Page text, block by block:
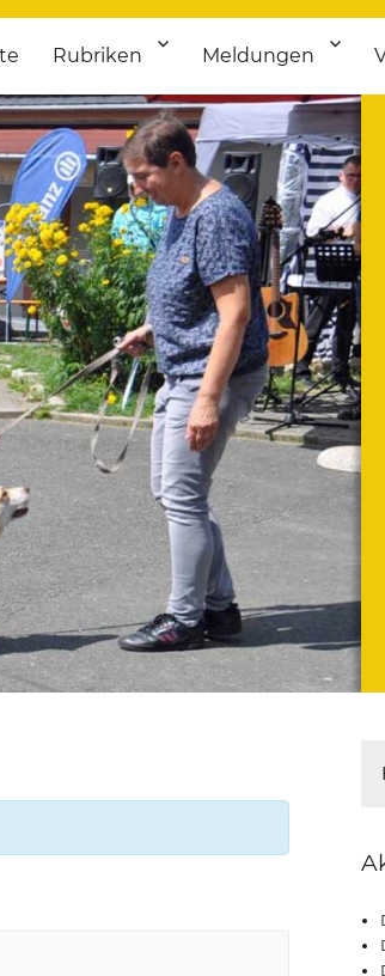
für Hochfranken
Kultur bis Sport, von Theater bis Flohmarkt.
Rubriken Meldungen